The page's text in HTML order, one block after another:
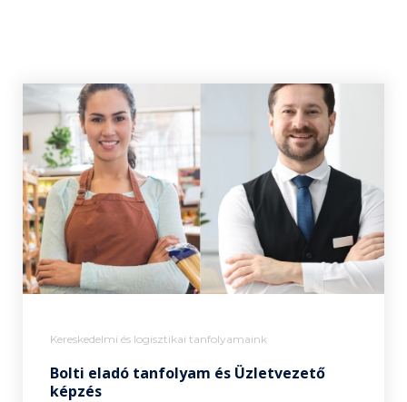
Kereskedelmi és logisztikai tanfolyamaink
Bolti eladó tanfolyam és Üzletvezető
képzés